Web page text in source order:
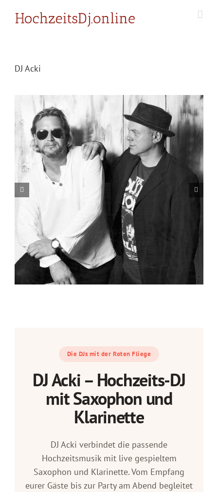
springen
DJ Acki
Die DJs mit der Roten Fliege
DJ Acki – Hochzeits-DJ
mit Saxophon und
Klarinette
DJ Acki verbindet die passende
Hochzeitsmusik mit live gespieltem
Saxophon und Klarinette. Vom Empfang
eurer Gäste bis zur Party am Abend begleitet